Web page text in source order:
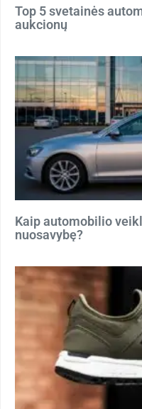
Top 5 svetainės
aukcionų
Kaip automobilio
nuosavybę?